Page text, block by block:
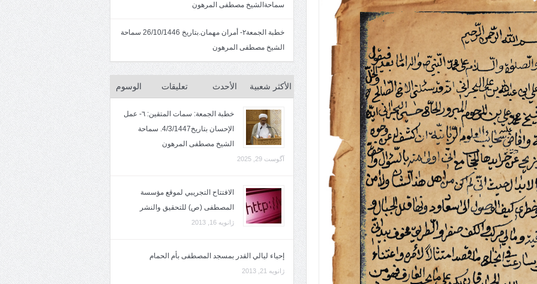
سماحةالشيخ مصطفى المرهون
خطبة الجمعة٢- أمران مهمان.بتاريخ 26/10/1446 سماحة
الشيخ مصطفى المرهون
الأكثر شعبية الأحدث تعليقات الوسوم
خطبة الجمعة: سمات المتقين: ٦- عمل
الإحسان بتاريخ4/3/1447. سماحة
الشيخ مصطفى المرهون
آگوست 29, 2025
الافتتاح التجريبي لموقع مؤسسة
المصطفى (ص) للتحقيق والنشر
ژانویه 16, 2013
إحياء ليالي القدر بمسجد المصطفى بأم الحمام
ژانویه 21, 2013